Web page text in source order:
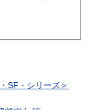
SF・シリーズ＞